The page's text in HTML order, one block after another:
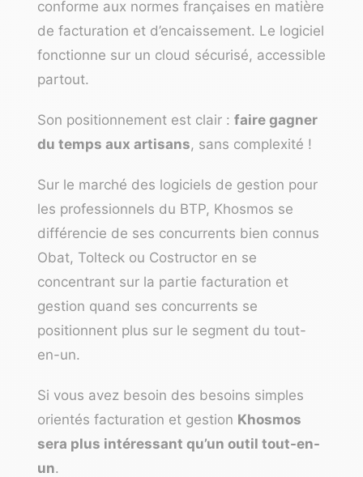
conforme aux normes françaises en matière
de facturation et d’encaissement. Le logiciel
fonctionne sur un cloud sécurisé, accessible
partout.
Son positionnement est clair : faire gagner
du temps aux artisans, sans complexité !
Sur le marché des logiciels de gestion pour
les professionnels du BTP, Khosmos se
différencie de ses concurrents bien connus
Obat, Tolteck ou Costructor en se
concentrant sur la partie facturation et
gestion quand ses concurrents se
positionnent plus sur le segment du tout-
en-un.
Si vous avez besoin des besoins simples
orientés facturation et gestion Khosmos
sera plus intéressant qu’un outil tout-en-
un.